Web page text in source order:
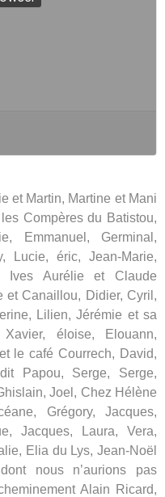
et Martin, Martine et Mani
Compères du Batistou,
Emmanuel, Germinal,
Lucie, éric, Jean-Marie,
Ives Aurélie et Claude
et Canaillou, Didier, Cyril,
Lilien, Jérémie et sa
éloise, Elouann,
le café Courrech, David,
Papou, Serge, Serge,
Joel, Chez Hélène
Grégory, Jacques,
Jacques, Laura, Vera,
Elia du Lys, Jean-Noël
nous n’aurions pas
Alain Ricard,